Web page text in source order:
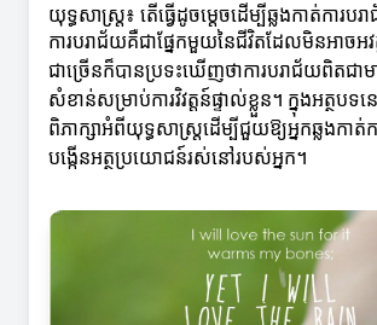
យុទ្ធសាស្ត្រ៖ តើធ្វើដូចម្តេចដើម្បីឆ្លងកាត់ការប
ការបរាជ័យគឺជាផ្នែកមួយនៃជីវិតដែលមិនអាចអវ
ជាច្រើនក៏បានប្រទះឃើញថាការបរាជ័យពិតជា
សំខាន់សម្រាប់ការវិវត្តន៍ផ្ទាល់ខ្លួន។ ក្នុងអត្ថបទ
ពិភាក្សាអំពីយុទ្ធសាស្ត្រដើម្បីជួយឱ្យអ្នកឆ្លងកា
បង្កើនអត្ថប្រយោជន៍រស់នៅរបស់អ្នក។